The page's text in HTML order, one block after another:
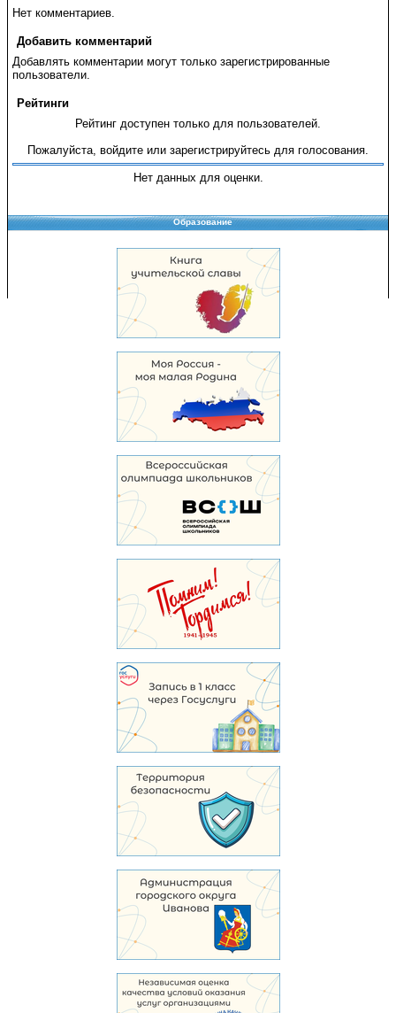
Нет комментариев.
Добавить комментарий
Добавлять комментарии могут только зарегистрированные
пользователи.
Рейтинги
Рейтинг доступен только для пользователей.
Пожалуйста, войдите или зарегистрируйтесь для голосования.
Нет данных для оценки.
Образование
Copyright © 2008-2026 Управление образования
Перепечатка и использование материалов возможны только с разрешения
Управления образования.
103,929,776 уникальных посетителей